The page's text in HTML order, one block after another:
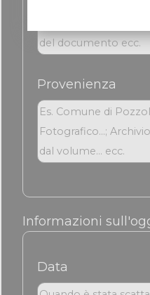
Provenienza
Informazioni
Data